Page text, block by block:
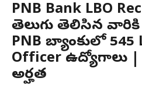
PNB Bank LBO
తెలుగు తెలిసిన వారికి
PNB బ్యాంకులో 545
Officer ఉద్యోగాలు |
అర్హత